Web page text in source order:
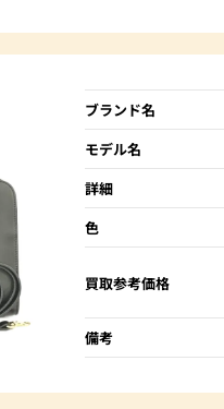
ブランド名
モデル名
詳細
色
買取参考価格
備考